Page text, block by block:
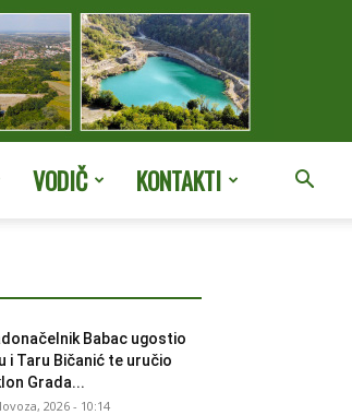
VODIČ KONTAKTI
Babac ugostio
i Taru Bičanić te uručio
Grada...
2026 - 10:14